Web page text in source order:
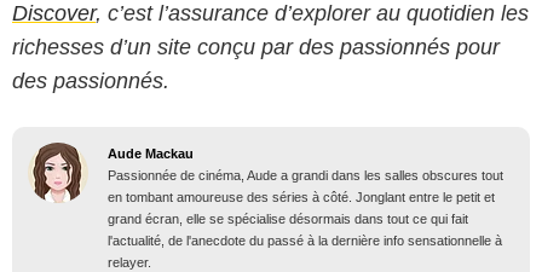
Discover, c’est l’assurance d’explorer au quotidien les
richesses d’un site conçu par des passionnés pour
des passionnés.
Aude Mackau
Passionnée de cinéma, Aude a grandi dans les salles obscures tout
en tombant amoureuse des séries à côté. Jonglant entre le petit et
grand écran, elle se spécialise désormais dans tout ce qui fait
l'actualité, de l'anecdote du passé à la dernière info sensationnelle à
relayer.